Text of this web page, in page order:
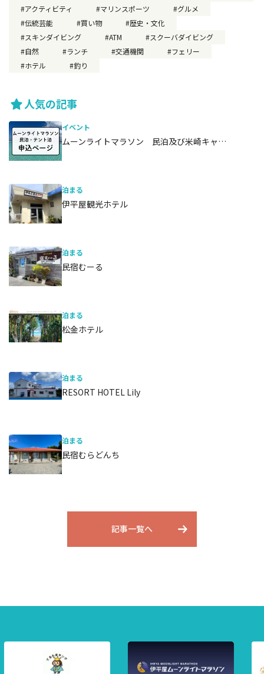
アクティビティ マリンスポーツ
グルメ
伝統芸能
買い物
歴史・文化
スキンダイビング
ATM
スクーバダイビング
自然
ランチ 交通機関
フェリー
ホテル
釣り
人気の記事
イベント
ムーンライトマラソン 民泊及び米崎キャ…
泊まる
伊平屋観光ホテル
泊まる
民宿むーる
泊まる
松金ホテル
泊まる
RESORT HOTEL Lily
泊まる
民宿むらどんち
記事一覧へ